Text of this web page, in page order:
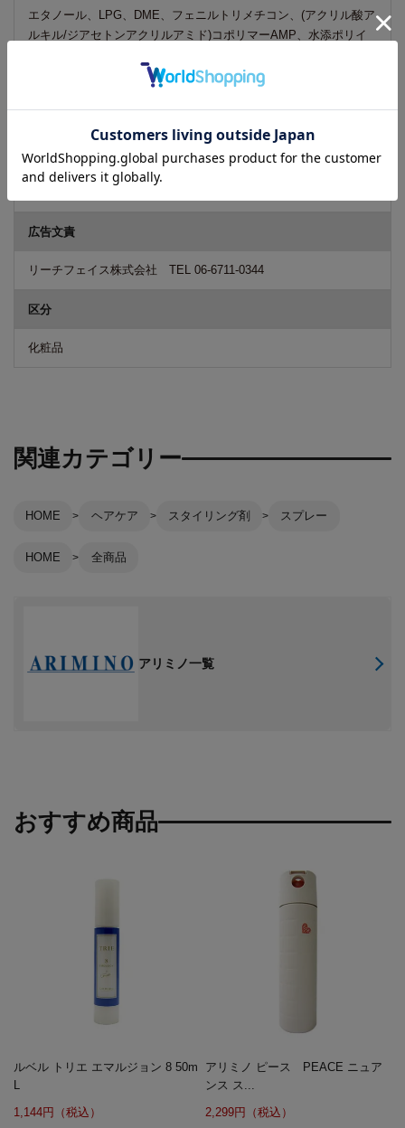
エタノール、LPG、DME、フェニルトリメチコン、(アクリル酸ア
ルキル/ジアセトンアクリルアミド)コポリマーAMP、水添ポリイ
水、オレス-20リン酸、PPG-7ブテス-10、香料
ご注意
商品のデザイン・パッケージ等は予告なく変更される場合がござ
います。そのため、一時的に新旧デザインが混在する場合もござ
広告文責
リーチフェイス株式会社 TEL 06-6711-0344
区分
化粧品
関連カテゴリー
HOME ヘアケア スタイリング剤 スプレー
HOME 全商品
アリミノ一覧
おすすめ商品
ルベル トリエ エマルジョン 8 50m
L
1,144円（税込）
アリミノ ピース PEACE ニュア
ンス ス...
2,299円（税込）